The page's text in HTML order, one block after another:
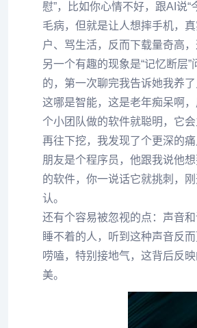
慰”，比如你心情不好，跟AI说
毛病，但就是让人想摔手机，
户、骂生活，反而下载量奇高
另一个有趣的现象是“记忆断层
的，第一次聊完我告诉她我养
这哪是智能，这是老年痴呆啊
个小团队做的软件就聪明，它
再往下挖，我发现了个更深的
朋友是个程序员，他跟我说他
的软件，你一说话它就挑刺，
认。
还有个容易被忽视的点：声音
睡不着的人，听到这种声音反
唠嗑，特别接地气，这背后反
美。